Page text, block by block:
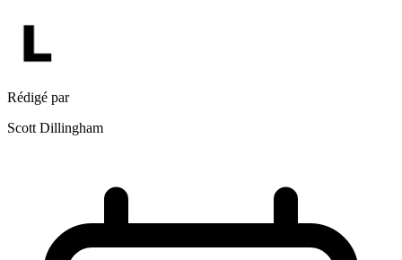
Rédigé par
Scott Dillingham